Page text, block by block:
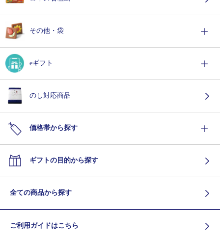
その他・袋
eギフト
のし対応商品
価格帯から探す
ギフトの目的から探す
全ての商品から探す
ご利用ガイドはこちら